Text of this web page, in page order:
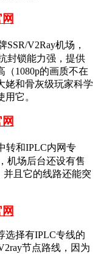
SSR/V2Ray机场，
封锁能力强，提供
（1080p的画质不在
姥和骨灰级玩家科学
它。
转和IPLC内网专
机场后台还设有售
且它的线路还能突
选择有IPLC专线的
节点路线，因为